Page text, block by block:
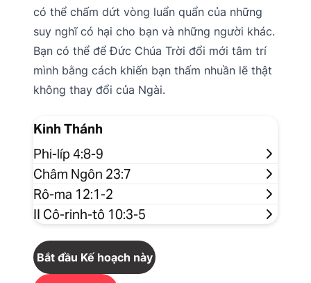
có thể chấm dứt vòng luẩn quẩn của những
suy nghĩ có hại cho bạn và những người khác.
Bạn có thể để Đức Chúa Trời đổi mới tâm trí
mình bằng cách khiến bạn thấm nhuần lẽ thật
không thay đổi của Ngài.
Kinh Thánh
Phi-líp 4:8-9
Châm Ngôn 23:7
Rô-ma 12:1-2
II Cô-rinh-tô 10:3-5
Bắt đầu Kế hoạch này